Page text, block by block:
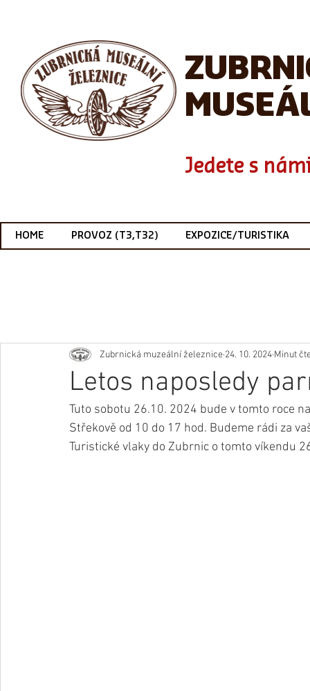
Jedete s
HOME PROVOZ (T3,T32) EXPOZICE/TURISTIKA
Letos naposledy
Zubrnická muzeální železnice 24. 10. 2024 Minut
Tuto sobotu 26.10. 2024 bude v tomto roce
Střekově od 10 do 17 hod. Budeme rádi za
Turistické vlaky do Zubrnic o tomto víkendu